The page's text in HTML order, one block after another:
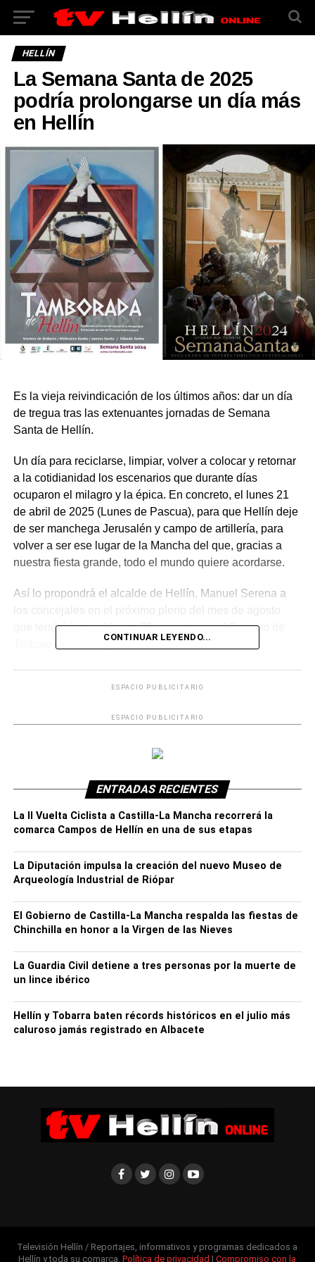
HELLÍN
La Semana Santa de 2025
podría prolongarse un día más
en Hellín
Es la vieja reivindicación de los últimos años: dar un día
de tregua tras las extenuantes jornadas de Semana
Santa de Hellín.
Un día para reciclarse, limpiar, volver a colocar y retornar
a la cotidianidad los escenarios que durante días
ocuparon el milagro y la épica. En concreto, el lunes 21
de abril de 2025 (Lunes de Pascua), para que Hellín deje
de ser manchega Jerusalén y campo de artillería, para
volver a ser ese lugar de la Mancha del que, gracias a
nuestra fiesta grande, todo el mundo quiere acordarse.
Así lo propondrá el alcalde de Hellín, Manuel Serena a
que tendrá lugar el lunes 26, puesto que el Servicio de
Trabajo de la Delegación Provincial de Economía,
También será festivo, como tradicionalmente lo es en
octubre, que, al coincidir en viernes permitirá disfrutar de
que el día de la Cruz se celebrará el sábado 3 de mayo,
sin ser festivo local.
SEMANA SANTA 2025
CONTINUAR LEYENDO...
ESPACIO PUBLICITARIO
ESPACIO PUBLICITARIO
ENTRADAS RECIENTES
La II Vuelta Ciclista a Castilla-La Mancha recorrerá la
comarca Campos de Hellín en una de sus etapas
La Diputación impulsa la creación del nuevo Museo de
Arqueología Industrial de Riópar
El Gobierno de Castilla-La Mancha respalda las fiestas de
Chinchilla en honor a la Virgen de las Nieves
La Guardia Civil detiene a tres personas por la muerte de
un lince ibérico
Hellín y Tobarra baten récords históricos en el julio más
caluroso jamás registrado en Albacete
Televisión Hellín / Reportajes, informativos y programas dedicados a
Hellín y toda su comarca.Política de privacidad |Compromiso con la